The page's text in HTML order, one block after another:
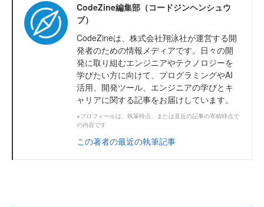
CodeZine編集部（コードジンヘンシュウ
ブ）
CodeZineは、株式会社翔泳社が運営する開
発者のための情報メディアです。日々の開
発に取り組むエンジニアやテクノロジーを
学びたい方に向けて、プログラミングやAI
活用、開発ツール、エンジニアの学びとキ
ャリアに関する記事をお届けしています。
※プロフィールは、執筆時点、または直近の記事の寄稿時点で
の内容です
この著者の最近の執筆記事